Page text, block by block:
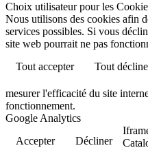
Choix utilisateur pour les
Nous utilisons des cookies afin
services possibles. Si vous
site web pourrait ne pas
Tout accepter
Tout
mesurer l'efficacité du site
fonctionnement.
Google Analytics
Accepter
Décliner